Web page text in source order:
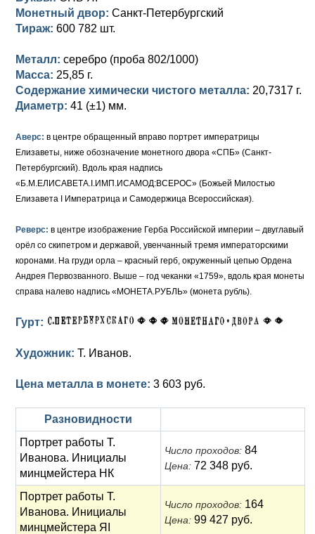
Памятные и донативные
Для Грузии
Русско-Польские
Для Польши
Памятные и донативные
Для Грузии
Для Польши
Серебро
Медь
Серебро
Медь
Сибирские монеты
Таврические монеты
Петр III (1762)
Елизавета I (1741-1762)
Золото
Серебро
Для Пруссии
Ливонезы
Иоанн Антонович (1740-1741)
Анна Иоанновна (1730-1740)
Екатерина I (1725-1727)
Петр I (1682-1725)
Серебро
Медь
Для Речи Посполитой
Монетный двор: Санкт-Петербургский
Тираж: 600 782 шт.
Металл: серебро (проба 802/1000)
Масса: 25,85 г.
Содержание химически чистого металла: 20,7317 г.
Диаметр: 41 (±1) мм.
Аверс: в центре обращенный вправо портрет императрицы
Елизаветы, ниже обозначение монетного двора «СПБ» (Санкт-
Петербургский). Вдоль края надпись
«Б.М.ЕЛИСАВЕТА.I.ИМП.ИСАМОД:ВСЕРОС» (Божьей Милостью
Елизавета I Императрица и Самодержица Всероссийская).
Реверс: в центре изображение Герба Российской империи – двуглавый
орёл со скипетром и державой, увенчанный тремя императорскими
коронами. На груди орла – красный герб, окруженный цепью Ордена
Андрея Первозванного. Выше – год чеканки «1759», вдоль края монеты
справа налево надпись «МОНЕТА.РУБЛЬ» (монета рубль).
Гурт:
Художник: Т. Иванов.
Цена металла в монете: 3 603 руб.
Разновидности
Портрет работы Т.
Иванова. Инициалы
минцмейстера НК
Число проходов: 84
Цена: 72 348 руб.
Портрет работы Т.
Иванова. Инициалы
минцмейстера ЯI
Число проходов: 164
Цена: 99 427 руб.